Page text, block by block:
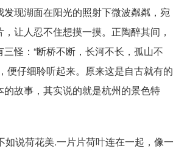
发现湖面在阳光的照射下微波粼粼，宛
让人忍不住想摸一摸。正陶醉其间，
怪：“断桥不断，长河不长，孤山不
便仔细聆听起来。原来这是自古就有的
的故事，其实说的就是杭州的景色特
如说荷花美.一片片荷叶连在一起，像一